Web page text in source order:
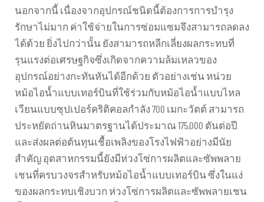
นอกจากนี้ เนื่องจากอุปกรณ์ชนิดนี้ต้องการการบำรุง
รักษาไม่มาก ค่าใช้จ่ายในการซ่อมแซมจึงสามารถลดลง
ได้ด้วย ยิ่งไปกว่านั้น ยังสามารถหลีกเลี่ยงผลกระทบที่
รุนแรงต่อเศรษฐกิจซึ่งเกิดจากความล้มเหลวของ
อุปกรณ์อย่างกะทันหันได้อีกด้วย ตัวอย่างเช่น หน่วย
หม้อไอน้ำแบบเทอร์บินที่ใช้ร่วมกับหม้อไอน้ำแบบไหล
เวียนแบบซุปเปอร์คริติคอลกำลัง 700 เมกะวัตต์ สามารถ
ประหยัดถ่านหินมาตรฐานได้ประมาณ 175,000 ตันต่อปี
และส่งผลต่อต้นทุนเชื้อเพลิงของโรงไฟฟ้าอย่างมีนัย
สำคัญ อุตสาหกรรมนี้ยังมีห่วงโซ่การผลิตและซัพพลาย
เชนที่ครบวงจรสำหรับหม้อไอน้ำแบบเทอร์บิน ซึ่งในแง่
ของผลกระทบเชิงบวก ห่วงโซ่การผลิตและซัพพลายเชน